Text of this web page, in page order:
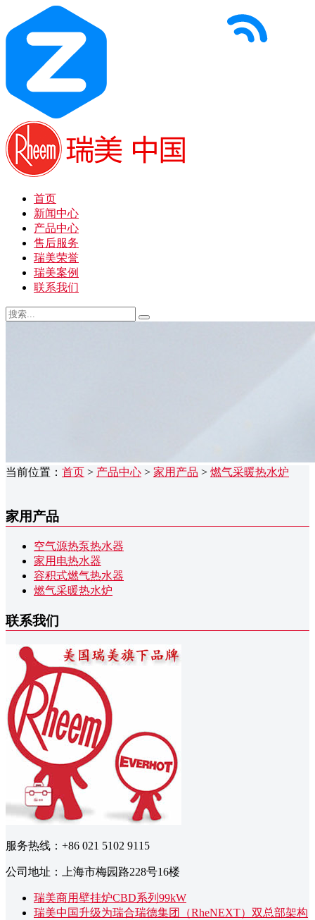
首页
新闻中心
产品中心
售后服务
瑞美荣誉
瑞美案例
联系我们
当前位置： 首页 > 产品中心 > 家用产品 > 燃气采暖热水炉
家用产品
空气源热泵热水器
家用电热水器
容积式燃气热水器
燃气采暖热水炉
联系我们
服务热线：+86 021 5102 9115
公司地址：上海市梅园路228号16楼
瑞美商用壁挂炉CBD系列99kW
瑞美中国升级为瑞合瑞德集团（RheNEXT）双总部架构